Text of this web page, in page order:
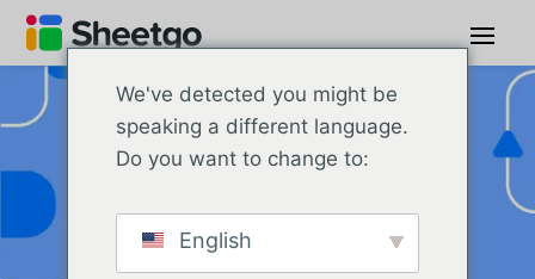
We've detected you might be
speaking a different language.
Do you want to change to:
English